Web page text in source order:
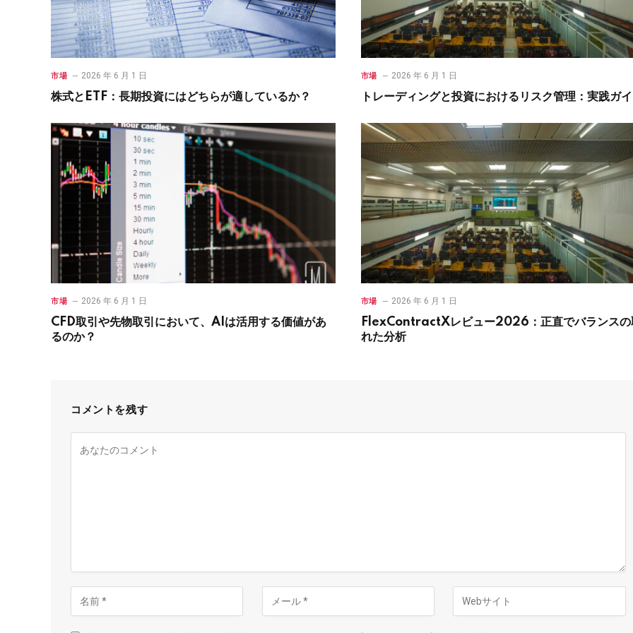
市場 2026 年 6 月 1 日
株式とETF：長期投資にはどちらが適しているか？
市場 2026 年 6 月 1 日
トレーディングと投資におけるリスク管理：実践ガ
市場 2026 年 6 月 1 日
CFD取引や先物取引において、AIは活用する価値があ
るのか？
市場 2026 年 6 月 1 日
FlexContractXレビュー2026：正直でバランスの
れた分析
コメントを残す